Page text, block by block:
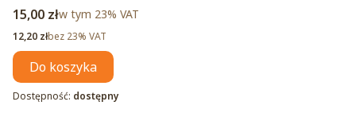
Cena brutto
15,00 złw tym %s VAT
w tym 23% VAT
Cena netto
12,20 złbez 23% VAT
Do koszyka
Dostępność: dostępny